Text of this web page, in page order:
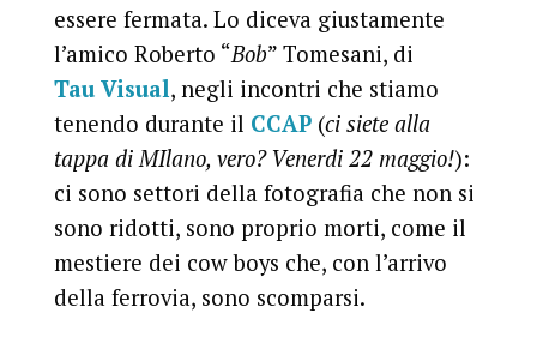
essere fermata. Lo diceva giustamente
l’amico Roberto “Bob” Tomesani, di
Tau Visual, negli incontri che stiamo
tenendo durante il CCAP(ci siete alla
tappa di MIlano, vero? Venerdi 22 maggio!):
ci sono settori della fotografia che non si
sono ridotti, sono proprio morti, come il
mestiere dei cow boys che, con l’arrivo
della ferrovia, sono scomparsi.